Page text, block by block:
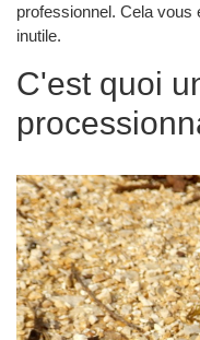
professionnel. Cela vous
inutile.
C'est quoi